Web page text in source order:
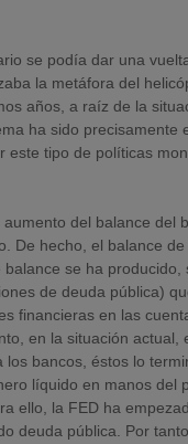
se podía dar una
la metáfora del
años, a raíz de la
ha sido precisamente
este tipo de políticas
del balance
De hecho, el balance
se ha
de deuda pública)
financieras en las
en la situación
bancos, éstos lo
líquido en manos
ello, la FED ha
deuda pública. Por